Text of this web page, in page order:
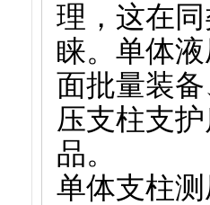
理，这在
睐。单体
面批量装
压支柱支
品。
单体支柱